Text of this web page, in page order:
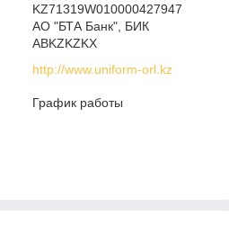
KZ71319W010000427947
АО "БТА Банк", БИК
ABKZKZKX
http://www.uniform-orl.kz
График работы